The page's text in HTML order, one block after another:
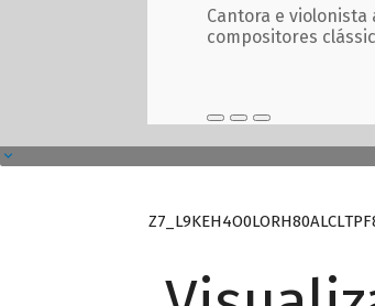
Cantora e
compositores